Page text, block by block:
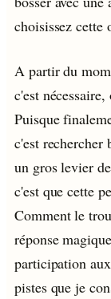
choisissez cette
A partir du
c'est
Puisque
c'est
un gros levier
c'est que cette
Comment le
réponse
participation
pistes que je